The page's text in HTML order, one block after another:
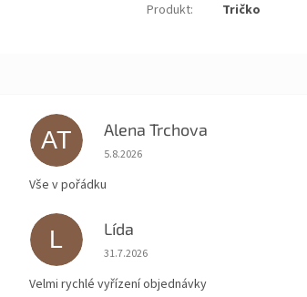
Produkt: Tričko
AT Alena Trchova
Hodnocení obchodu je 5 z 5 hvězdiček.
5.8.2026
Vše v pořádku
L Lída
Hodnocení obchodu je 5 z 5 hvězdiček.
31.7.2026
Velmi rychlé vyřízení objednávky